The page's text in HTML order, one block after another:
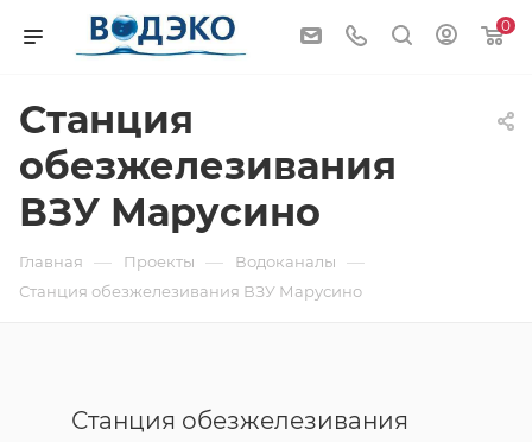
0
Станция
обезжелезивания
ВЗУ Марусино
Главная — Проекты — Водоканалы —
Станция обезжелезивания ВЗУ Марусино
Станция обезжелезивания